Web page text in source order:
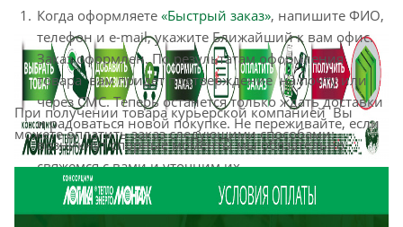
Когда оформляете «Быстрый заказ», напишите ФИО,
телефон и e-mail, укажите Ближайший к вам офис.
Заказ оформлен. По результатам оформления
товара вам придет подтверждение на почту или
через СМС. Теперь останется только ждать доставки
и радоваться новой покупке. Не переживайте, если
возникнут спорные моменты мы обязательно
свяжемся с вами и уточним их.
Оформление заказа в стандартном режиме
«Оформить заказ»выглядит следующим образом.
При получении товара курьерской компанией Вы
можете оплатить заказ следующими способами: